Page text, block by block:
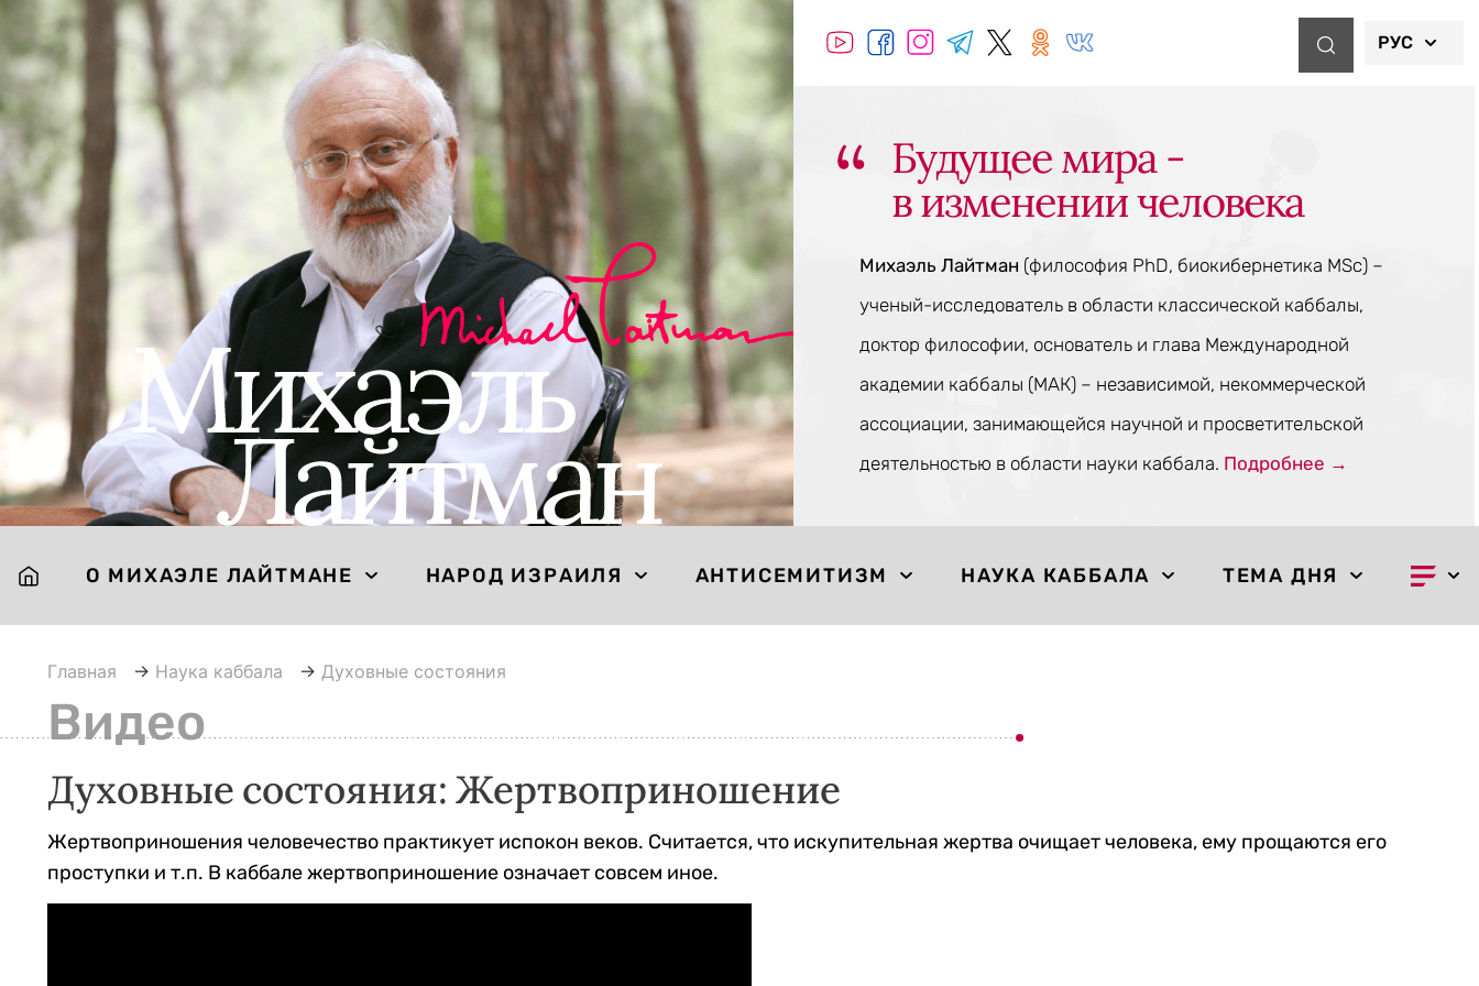
РУС
Будущее мира -
в изменении человека
Михаэль Лайтман (философия PhD, биокибернетика MSc) –
ученый-исследователь в области классической каббалы,
доктор философии, основатель и глава Международной
академии каббалы (МАК) – независимой, некоммерческой
ассоциации, занимающейся научной и просветительской
деятельностью в области науки каббала. Подробнее →
О МИХАЭЛЕ ЛАЙТМАНЕ НАРОД ИЗРАИЛЯ АНТИСЕМИТИЗМ НАУКА КАББАЛА ТЕМА ДНЯ
Главная → Наука каббала → Духовные состояния
Видео
Духовные состояния: Жертвоприношение
Жертвоприношения человечество практикует испокон веков. Считается, что искупительная жертва очищает человека, ему прощаются его
проступки и т.п. В каббале жертвоприношение означает совсем иное.